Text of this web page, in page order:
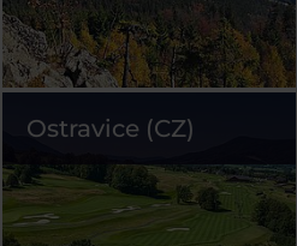
Ostravice (CZ)